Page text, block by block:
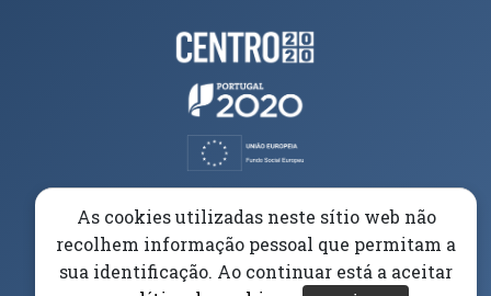
Parceiros e Financiadores
(abre em nova janela)
As cookies utilizadas neste sítio web não
recolhem informação pessoal que permitam a
sua identificação. Ao continuar está a aceitar